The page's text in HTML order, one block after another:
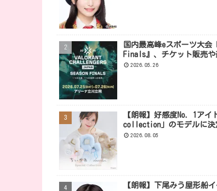
国内最高峰eスポーツ大会
Finals』、チケット販売
2026.05.26
【朗報】好感度No. 1ア
collection」のモデルに決
2026.08.05
【朗報】下尾みう屋形船